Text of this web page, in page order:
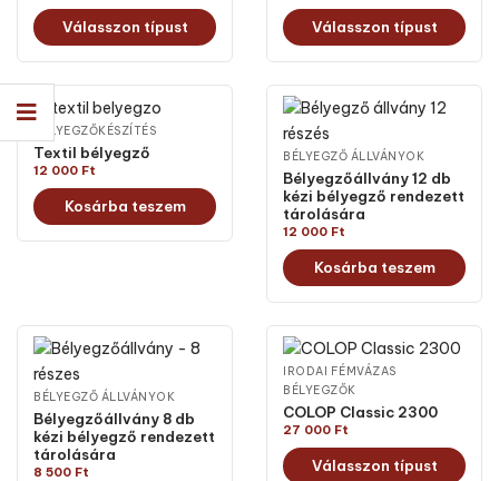
Válasszon típust Válasszon típust
BÉLYEGZŐKÉSZÍTÉS
Textil bélyegző
12 000 Ft
Kosárba teszem
BÉLYEGZŐ ÁLLVÁNYOK
Bélyegzőállvány 12 db
kézi bélyegző rendezett
tárolására
12 000 Ft
Kosárba teszem
BÉLYEGZŐ ÁLLVÁNYOK
Bélyegzőállvány 8 db
kézi bélyegző rendezett
tárolására
8 500 Ft
IRODAI FÉMVÁZAS
BÉLYEGZŐK
COLOP Classic 2300
27 000 Ft
Válasszon típust